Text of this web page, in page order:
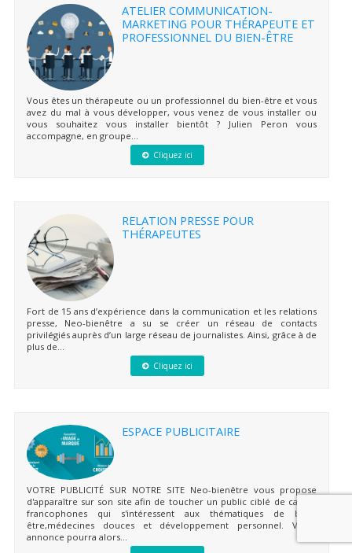
ATELIER COMMUNICATION-
MARKETING POUR THÉRAPEUTE ET
PROFESSIONNEL DU BIEN-ÊTRE
Vous êtes un thérapeute ou un professionnel du bien-être et vous
avez du mal à vous développer, vous venez de vous installer ou
vous souhaitez vous installer bientôt ? Julien Peron vous
accompagne, en groupe...
Cliquez ici
RELATION PRESSE POUR
THÉRAPEUTES
Fort de 15 ans d’expérience dans la communication et les relations
presse, Neo-bienêtre a su se créer un réseau de contacts
privilégiés auprès d’un large réseau de journalistes. Ainsi, grâce à de
plus de...
Cliquez ici
ESPACE PUBLICITAIRE
VOTRE PUBLICITÉ SUR NOTRE SITE Neo-bienêtre vous propose
d'apparaître sur son site afin de toucher un public ciblé de cadres
francophones qui s'intéressent aux thématiques de bien-
être,médecines douces et développement personnel. Votre
annonce pourra alors...